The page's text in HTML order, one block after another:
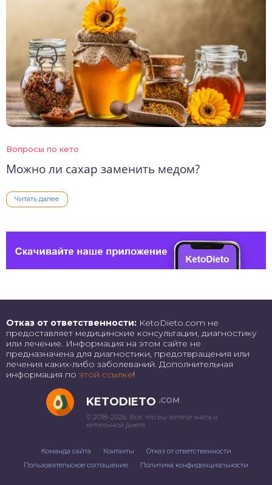
Вопросы по кето
Можно ли сахар заменить медом?
Читать далее
Отказ от ответственности: KetoDieto.com не
предоставляет медицинские консультации, диагностику
или лечение. Информация на этом сайте не
предназначена для диагностики, предотвращения или
лечения каких-либо заболеваний. Дополнительная
информация по этой ссылке!
KETODIETO .COM
© 2018–2026. Все, что вы хотели знать о
кетогенной диете
Команда сайта Контакты
Отказ от ответственности
Пользовательское соглашение
Политика конфиденциальности